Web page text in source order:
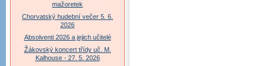
mažoretek
Chorvatský hudební večer 5. 6.
2026
Absolventi 2026 a jejich učitelé
Žákovský koncert třídy uč. M.
Kalhouse - 27. 5. 2026